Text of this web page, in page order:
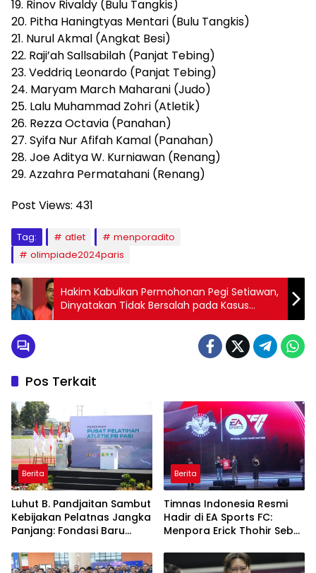
19. Rinov Rivaldy (Bulu Tangkis)
20. Pitha Haningtyas Mentari (Bulu Tangkis)
21. Nurul Akmal (Angkat Besi)
22. Raji’ah Sallsabilah (Panjat Tebing)
23. Veddriq Leonardo (Panjat Tebing)
24. Maryam March Maharani (Judo)
25. Lalu Muhammad Zohri (Atletik)
26. Rezza Octavia (Panahan)
27. Syifa Nur Afifah Kamal (Panahan)
28. Joe Aditya W. Kurniawan (Renang)
29. Azzahra Permatahani (Renang)
Post Views: 431
Tag: atlet
menporadito
olimpiade2024paris
Hakim Kabulkan Permohonan Pegi Setiawan,
Dinyatakan Tidak Bersalah pada Kasus
Pembunuhan Vina dan Eki
Pos Terkait
Berita
Luhut B. Pandjaitan Sambut
Kebijakan Pelatnas Jangka
Panjang: Fondasi Baru
Nasional
Berita
Timnas Indonesia Resmi
Hadir di EA Sports FC:
Menpora Erick Thohir Sebut
Naik Level